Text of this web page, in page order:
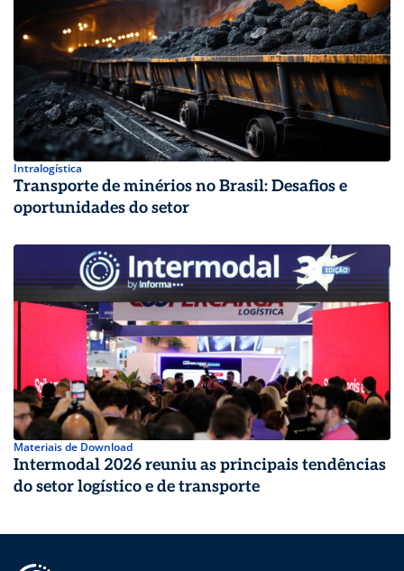
Intralogística
Transporte de minérios no Brasil: Desafios e
oportunidades do setor
Materiais de Download
Intermodal 2026 reuniu as principais tendências
do setor logístico e de transporte